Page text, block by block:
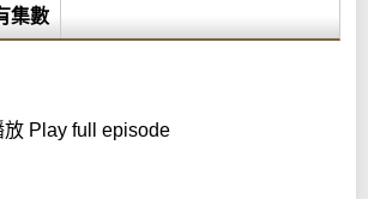
集數
放 Play full episode